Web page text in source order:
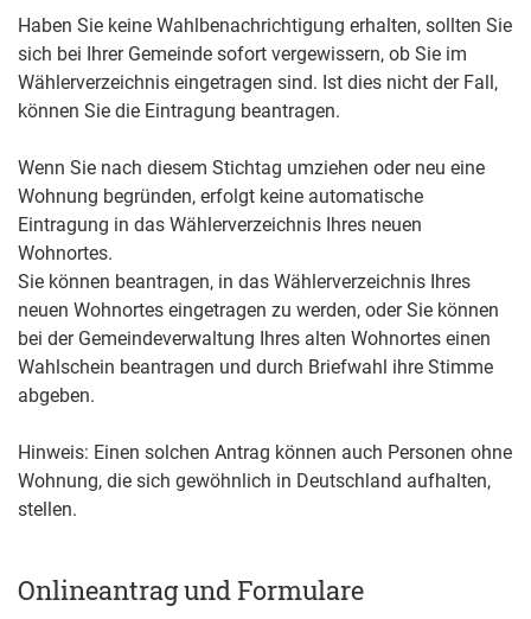
Haben Sie keine Wahlbenachrichtigung erhalten, sollten Sie
sich bei Ihrer Gemeinde sofort vergewissern, ob Sie im
Wählerverzeichnis eingetragen sind. Ist dies nicht der Fall,
können Sie die Eintragung beantragen.
Wenn Sie nach diesem Stichtag umziehen oder neu eine
Wohnung begründen, erfolgt keine automatische
Eintragung in das Wählerverzeichnis Ihres neuen
Wohnortes.
Sie können beantragen, in das Wählerverzeichnis Ihres
neuen Wohnortes eingetragen zu werden, oder Sie können
bei der Gemeindeverwaltung Ihres alten Wohnortes einen
Wahlschein beantragen und durch Briefwahl ihre Stimme
abgeben.
Hinweis: Einen solchen Antrag können auch Personen ohne
Wohnung, die sich gewöhnlich in Deutschland aufhalten,
stellen.
Onlineantrag und Formulare